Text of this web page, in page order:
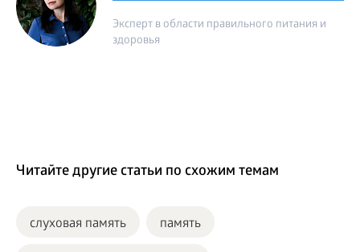
Эксперт в области правильного питания и
здоровья
Читайте другие статьи по схожим темам
слуховая память память